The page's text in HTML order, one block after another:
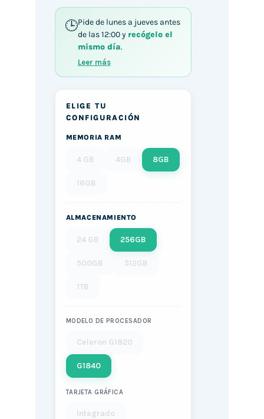
Pide de lunes a jueves antes
de las 12:00 y recógelo el
mismo día.
Leer más
ELIGE TU
CONFIGURACIÓN
MEMORIA RAM
4 GB 4GB 8GB
16GB
ALMACENAMIENTO
24 GB 256GB
500GB 512GB
1TB
MODELO DE PROCESADOR
Celeron G1820
G1840
TARJETA GRÁFICA
Integrado